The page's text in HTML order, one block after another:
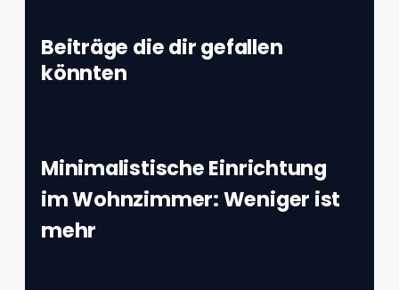
Beiträge die dir gefallen
könnten
Minimalistische Einrichtung
im Wohnzimmer: Weniger ist
mehr